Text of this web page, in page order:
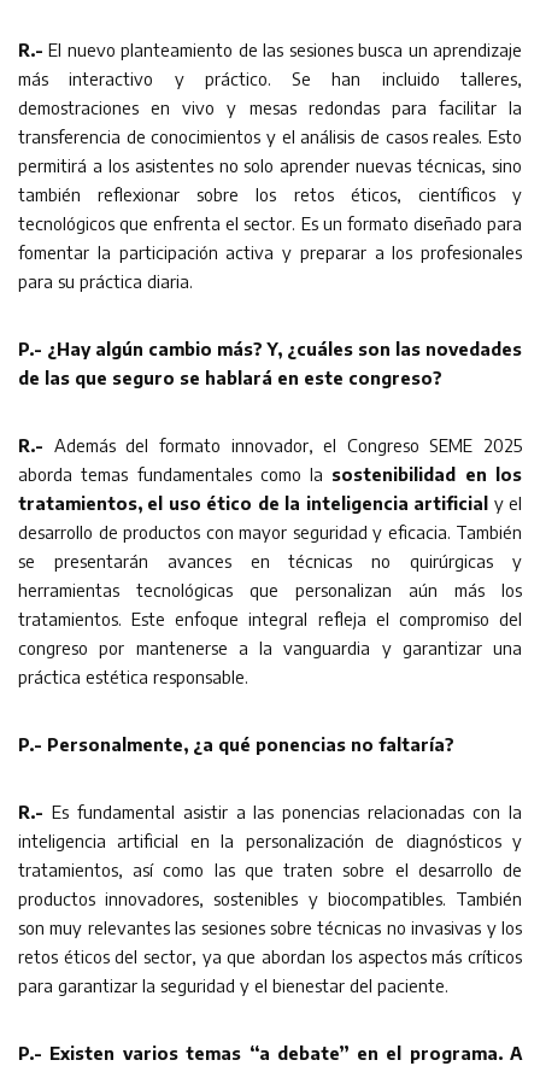
R.-El nuevo planteamiento de las sesiones busca un aprendizaje
más interactivo y práctico. Se han incluido talleres,
demostraciones en vivo y mesas redondas para facilitar la
transferencia de conocimientos y el análisis de casos reales. Esto
permitirá a los asistentes no solo aprender nuevas técnicas, sino
también reflexionar sobre los retos éticos, científicos y
tecnológicos que enfrenta el sector. Es un formato diseñado para
fomentar la participación activa y preparar a los profesionales
para su práctica diaria.
P.- ¿Hay algún cambio más? Y, ¿cuáles son las novedades
de las que seguro se hablará en este congreso?
R.- Además del formato innovador, el Congreso SEME 2025
aborda temas fundamentales como la sostenibilidad en los
tratamientos, el uso ético de la inteligencia artificial y el
desarrollo de productos con mayor seguridad y eficacia. También
se presentarán avances en técnicas no quirúrgicas y
herramientas tecnológicas que personalizan aún más los
tratamientos. Este enfoque integral refleja el compromiso del
congreso por mantenerse a la vanguardia y garantizar una
práctica estética responsable.
P.- Personalmente, ¿a qué ponencias no faltaría?
R.- Es fundamental asistir a las ponencias relacionadas con la
inteligencia artificial en la personalización de diagnósticos y
tratamientos, así como las que traten sobre el desarrollo de
productos innovadores, sostenibles y biocompatibles. También
son muy relevantes las sesiones sobre técnicas no invasivas y los
retos éticos del sector, ya que abordan los aspectos más críticos
para garantizar la seguridad y el bienestar del paciente.
P.- Existen varios temas “a debate” en el programa. A